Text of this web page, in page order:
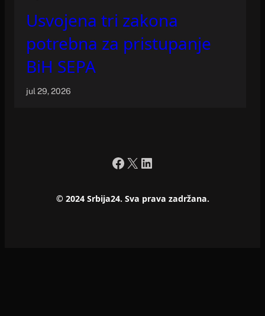
Usvojena tri zakona
potrebna za pristupanje
BiH SEPA
jul 29, 2026
Facebook
X LinkedIn
© 2024 Srbija24. Sva prava zadržana.